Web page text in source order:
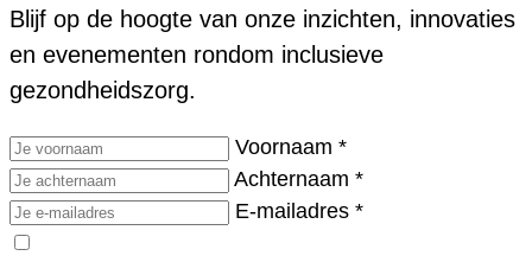
Blijf op de hoogte van onze inzichten, innovaties
en evenementen rondom inclusieve
gezondheidszorg.
Voornaam *
Achternaam *
E-mailadres *